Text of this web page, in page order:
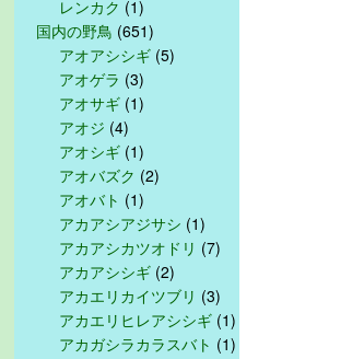
レンカク (1)
国内の野鳥 (651)
アオアシシギ (5)
アオゲラ (3)
アオサギ (1)
アオジ (4)
アオシギ (1)
アオバズク (2)
アオバト (1)
アカアシアジサシ (1)
アカアシカツオドリ (7)
アカアシシギ (2)
アカエリカイツブリ (3)
アカエリヒレアシシギ (1)
アカガシラカラスバト (1)